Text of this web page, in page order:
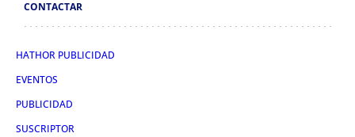
CONTACTAR
HATHOR PUBLICIDAD
EVENTOS
PUBLICIDAD
SUSCRIPTOR